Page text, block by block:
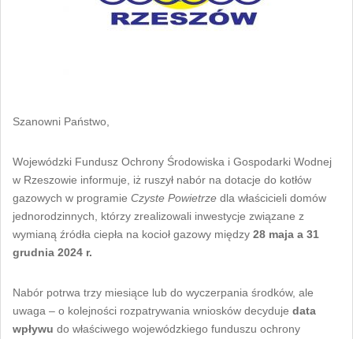
Szanowni Państwo,
Wojewódzki Fundusz Ochrony Środowiska i Gospodarki Wodnej
w Rzeszowie informuje, iż ruszył nabór na dotacje do kotłów
gazowych w programie Czyste Powietrze dla właścicieli domów
jednorodzinnych, którzy zrealizowali inwestycje związane z
wymianą źródła ciepła na kocioł gazowy między 28 maja a 31
grudnia 2024 r.
Nabór potrwa trzy miesiące lub do wyczerpania środków, ale
uwaga – o kolejności rozpatrywania wniosków decyduje data
wpływu do właściwego wojewódzkiego funduszu ochrony